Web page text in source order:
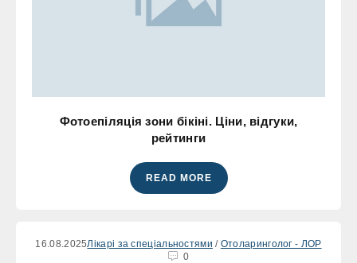
Фотоепіляція зони бікіні. Ціни, відгуки,
рейтинги
READ MORE
16.08.2025Лікарі за спеціальностями / Отоларинголог - ЛОР
0